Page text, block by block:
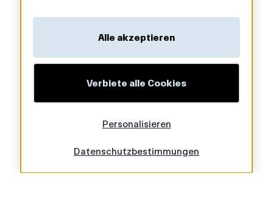
Alle akzeptieren
Verbiete alle Cookies
Personalisieren
Datenschutzbestimmungen